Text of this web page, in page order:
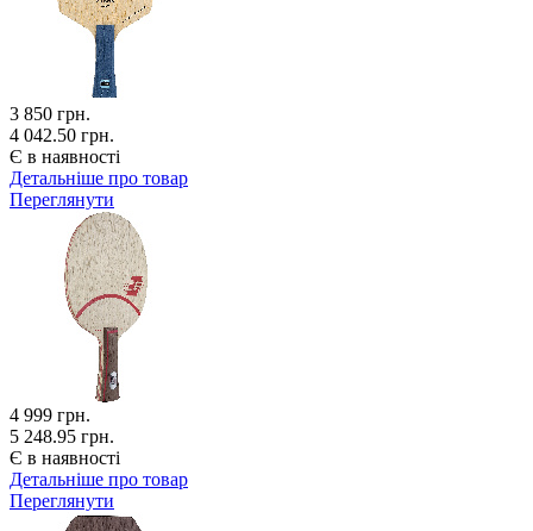
3 850 грн.
4 042.50 грн.
Є в наявності
Детальніше про товар
Переглянути
4 999 грн.
5 248.95 грн.
Є в наявності
Детальніше про товар
Переглянути